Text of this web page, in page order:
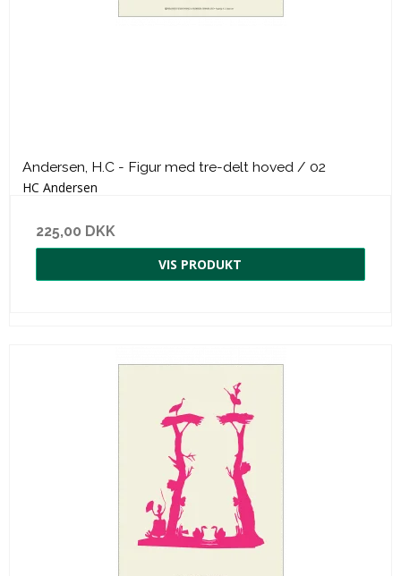
Andersen, H.C - Figur med tre-delt hoved / 02
HC Andersen
225,00 DKK
VIS PRODUKT